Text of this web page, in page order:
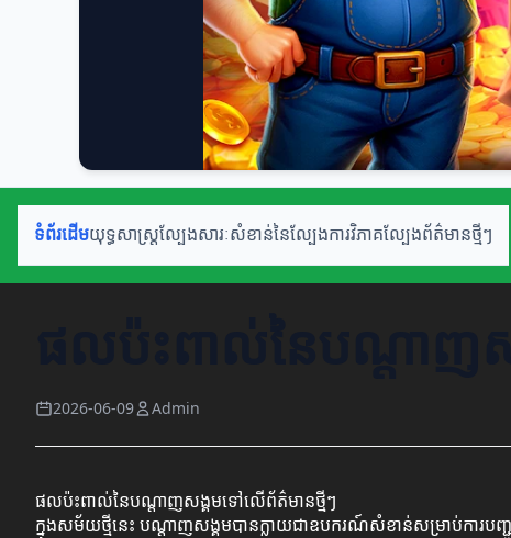
ទំព័រដើមយុទ្ធសាស្ត្រល្បែងសារៈសំខាន់នៃល្បែងការវិភាគល្បែងព័ត៌មានថ្មីៗ
2026-06-09 Admin
ផលប៉ះពាល់នៃបណ្តាញសង្គមទៅលើព័ត៌មានថ្មីៗ
ក្នុងសម័យថ្មីនេះ បណ្តាញសង្គមបានក្លាយជាឧបករណ៍សំខាន់សម្រាប់ការប